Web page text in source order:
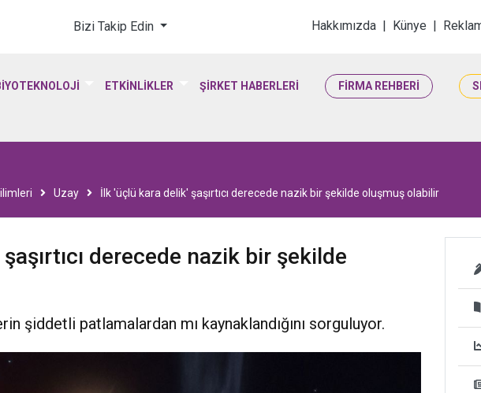
& Yaşam Bilimleri
Bizi Takip Edin Hakkımızda | Künye |
ETKİNLİKLER ŞİRKET HABERLERİ FİRMA REHBERİ
Uzay İlk 'üçlü kara delik' şaşırtıcı derecede nazik bir şekilde oluşmuş olabilir
derecede nazik bir şekilde
şiddetli patlamalardan mı kaynaklandığını sorguluyor.